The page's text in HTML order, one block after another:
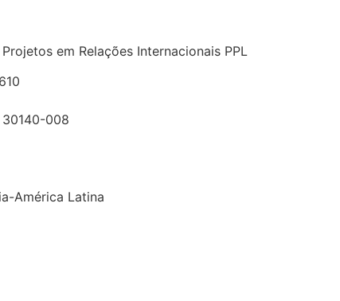
em Relações Internacionais PPL
30140-008
América Latina